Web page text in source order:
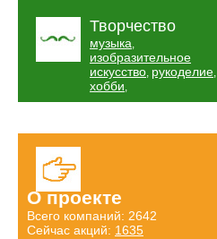
Творчество
музыка,
изобразительное
искусство, рукоделие,
хобби,
О проекте
Всего компаний: 2642
Сейчас акций: 1635